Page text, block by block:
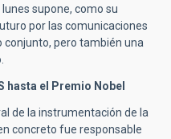
supone, como su
por las comunicaciones
pero también una
hasta el Premio Nobel
de la instrumentación de la
concreto fue responsable